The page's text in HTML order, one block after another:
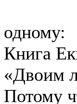
одному:
Книга
«Двоим
Потому